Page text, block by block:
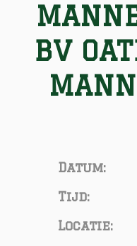
BV
Datum:
Tijd:
Locatie: